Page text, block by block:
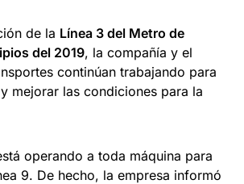
de la Línea 3 del Metro de
del 2019, la compañía y el
continúan trabajando para
mejorar las condiciones para la
operando a toda máquina para
9. De hecho, la empresa informó